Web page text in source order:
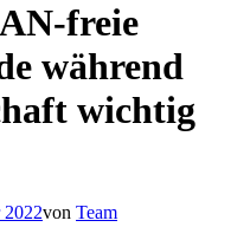
freie
während
wichtig
2022von Team